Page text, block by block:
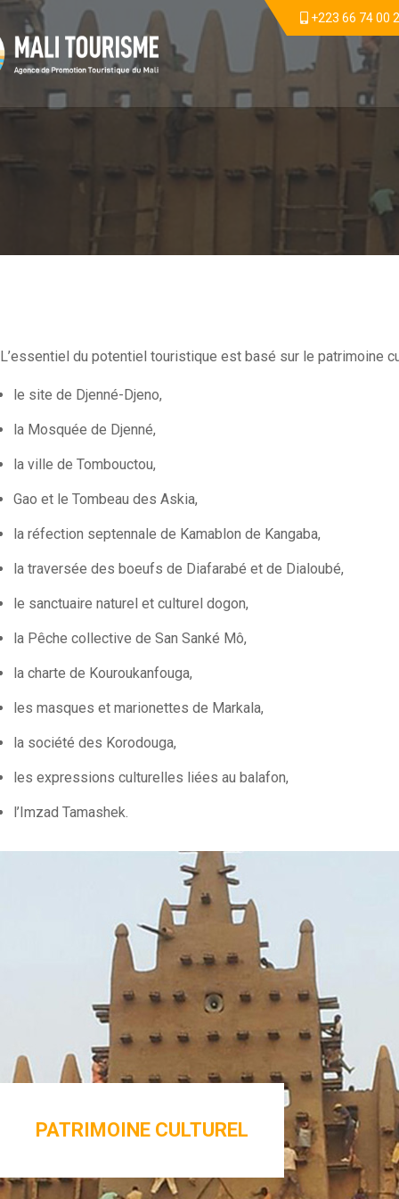
+223 66 74 00
L’essentiel du potentiel touristique est basé sur le patrimoine
le site de Djenné-Djeno,
la Mosquée de Djenné,
la ville de Tombouctou,
Gao et le Tombeau des Askia,
la réfection septennale de Kamablon de Kangaba,
la traversée des boeufs de Diafarabé et de Dialoubé,
le sanctuaire naturel et culturel dogon,
la Pêche collective de San Sanké Mô,
la charte de Kouroukanfouga,
les masques et marionettes de Markala,
la société des Korodouga,
les expressions culturelles liées au balafon,
l’Imzad Tamashek.
PATRIMOINE CULTUREL